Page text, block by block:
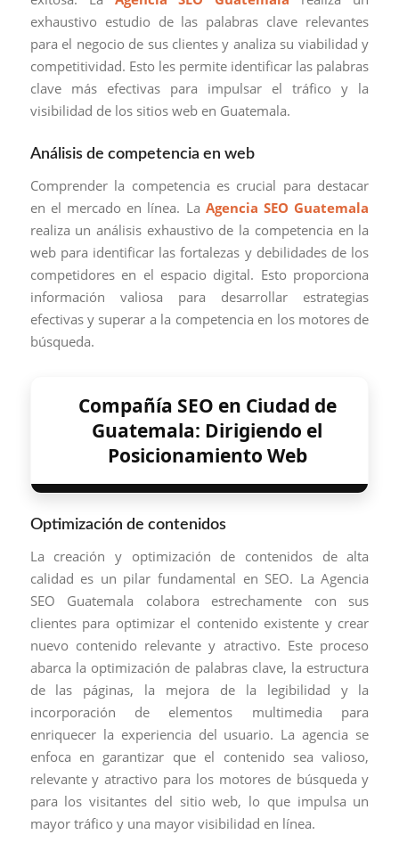
exhaustivo estudio de las palabras clave relevantes
para el negocio de sus clientes y analiza su viabilidad y
competitividad. Esto les permite identificar las palabras
clave más efectivas para impulsar el tráfico y la
visibilidad de los sitios web en Guatemala.
Análisis de competencia en web
Comprender la competencia es crucial para destacar
en el mercado en línea. La Agencia SEO Guatemala
realiza un análisis exhaustivo de la competencia en la
web para identificar las fortalezas y debilidades de los
competidores en el espacio digital. Esto proporciona
información valiosa para desarrollar estrategias
efectivas y superar a la competencia en los motores de
búsqueda.
Compañía SEO en Ciudad de
Guatemala: Dirigiendo el
Posicionamiento Web
Optimización de contenidos
La creación y optimización de contenidos de alta
calidad es un pilar fundamental en SEO. La Agencia
SEO Guatemala colabora estrechamente con sus
clientes para optimizar el contenido existente y crear
nuevo contenido relevante y atractivo. Este proceso
abarca la optimización de palabras clave, la estructura
de las páginas, la mejora de la legibilidad y la
incorporación de elementos multimedia para
enriquecer la experiencia del usuario. La agencia se
enfoca en garantizar que el contenido sea valioso,
relevante y atractivo para los motores de búsqueda y
para los visitantes del sitio web, lo que impulsa un
mayor tráfico y una mayor visibilidad en línea.